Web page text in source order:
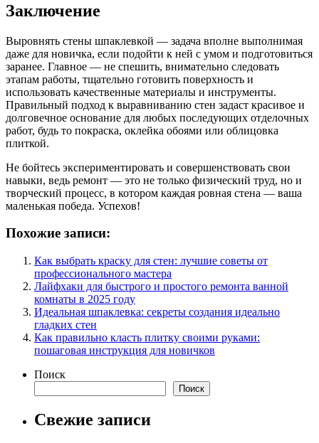
Заключение
Выровнять стены шпаклевкой — задача вполне выполнимая
даже для новичка, если подойти к ней с умом и подготовиться
заранее. Главное — не спешить, внимательно следовать
этапам работы, тщательно готовить поверхность и
использовать качественные материалы и инструменты.
Правильный подход к выравниванию стен задаст красивое и
долговечное основание для любых последующих отделочных
работ, будь то покраска, оклейка обоями или облицовка
плиткой.
Не бойтесь экспериментировать и совершенствовать свои
навыки, ведь ремонт — это не только физический труд, но и
творческий процесс, в котором каждая ровная стена — ваша
маленькая победа. Успехов!
Похожие записи:
Как выбрать краску для стен: лучшие советы от
профессионального мастера
Лайфхаки для быстрого и простого ремонта ванной
комнаты в 2025 году
Идеальная шпаклевка: секреты создания идеально
гладких стен
Как правильно класть плитку своими руками:
пошаговая инструкция для новичков
Поиск
Поиск
Свежие записи